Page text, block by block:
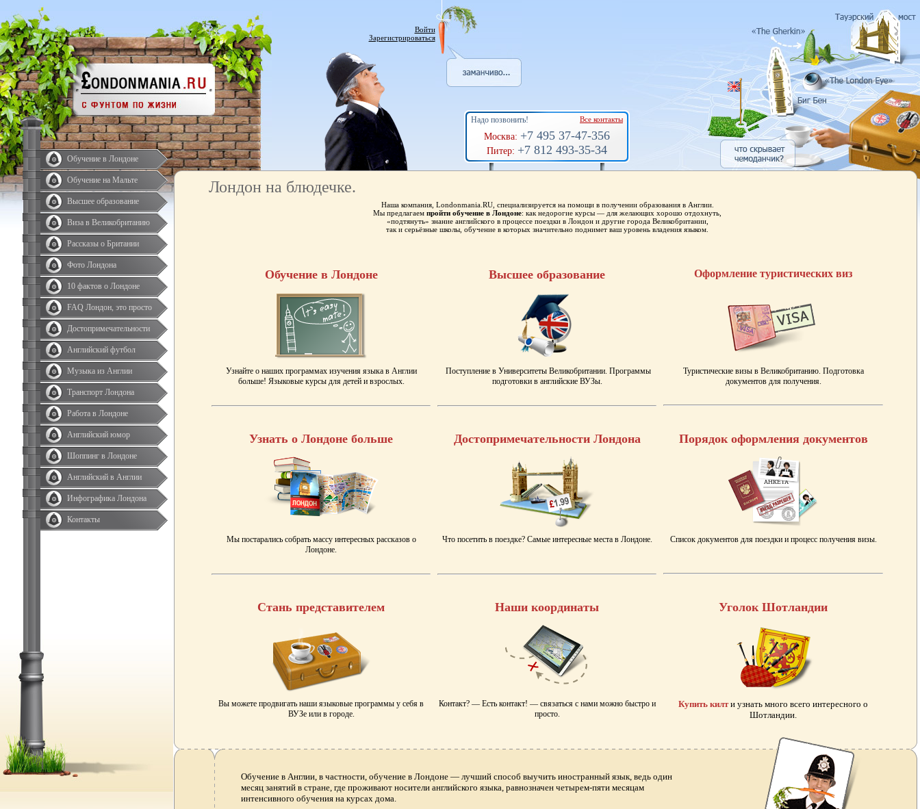
Обучение в Лондоне
Обучение на Мальте
Высшее образование
Виза в Великобританию
Рассказы о Британии
Фото Лондона
10 фактов о Лондоне
FAQ Лондон, это просто
Достопримечательности
Английский футбол
Музыка из Англии
Транспорт Лондона
Работа в Лондоне
Английский юмор
Шоппинг в Лондоне
Английский в Англии
Инфографика Лондона
Контакты
Надо позвонить! Все контакты
Москва: +7 495 37-47-356
Питер: +7 812 493-35-34
Войти
Зарегистрироваться
Лондон на блюдечке.
Наша компания, Londonmania.RU, специализируется на помощи в получении образования в Англии.
Мы предлагаем пройти обучение в Лондоне: как недорогие курсы — для желающих хорошо отдохнуть,
«подтянуть» знание английского в процессе поездки в Лондон и другие города Великобритании,
так и серьёзные школы, обучение в которых значительно поднимет ваш уровень владения языком.
Обучение в Лондоне Высшее образование Оформление туристических виз
Узнайте о наших программах изучения языка в Англии
больше! Языковые курсы для детей и взрослых.
Поступление в Университеты Великобритании. Программы
подготовки в английские ВУЗы.
Туристические визы в Великобританию. Подготовка
документов для получения.
Узнать о Лондоне больше Достопримечательности Лондона Порядок оформления документов
Мы постарались собрать массу интересных рассказов о
Лондоне.
Что посетить в поездке? Самые интересные места в Лондоне. Список документов для поездки и процесс получения визы.
Стань представителем Наши координаты Уголок Шотландии
Вы можете продвигать наши языковые программы у себя в
ВУЗе или в городе.
Контакт? — Есть контакт! — связаться с нами можно быстро и
просто.
Купить килти узнать много всего интересного о
Шотландии.
Обучение в Англии, в частности, обучение в Лондоне — лучший способ выучить иностранный язык, ведь один
месяц занятий в стране, где проживают носители английского языка, равнозначен четырем-пяти месяцам
интенсивного обучения на курсах дома.